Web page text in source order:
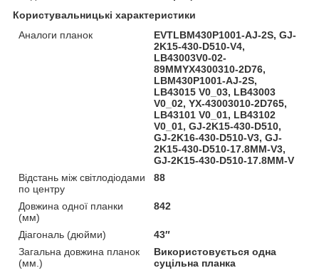
Користувальницькі характеристики
Аналоги планок
EVTLBM430P1001-AJ-2S, GJ-
2K15-430-D510-V4,
LB43003V0-02-
89MMYX4300310-2D76,
LBM430P1001-AJ-2S,
LB43015 V0_03, LB43003
V0_02, YX-43003010-2D765,
LB43101 V0_01, LB43102
V0_01, GJ-2K15-430-D510,
GJ-2K16-430-D510-V3, GJ-
2K15-430-D510-17.8MM-V3,
GJ-2K15-430-D510-17.8MM-V
Відстань між світлодіодами
по центру
88
Довжина одної планки
(мм)
842
Діагональ (дюйми)
43″
Загальна довжина планок
(мм.)
Використовується одна
суцільна планка